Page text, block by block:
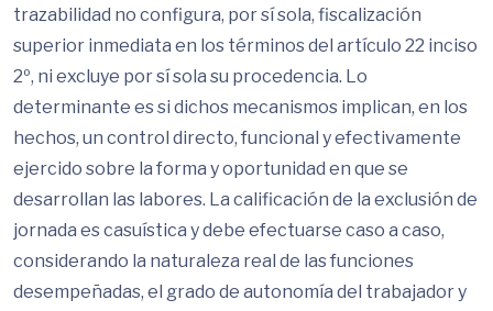
trazabilidad no configura, por sí sola, fiscalización
superior inmediata en los términos del artículo 22 inciso
2º, ni excluye por sí sola su procedencia. Lo
determinante es si dichos mecanismos implican, en los
hechos, un control directo, funcional y efectivamente
ejercido sobre la forma y oportunidad en que se
desarrollan las labores. La calificación de la exclusión de
jornada es casuística y debe efectuarse caso a caso,
considerando la naturaleza real de las funciones
desempeñadas, el grado de autonomía del trabajador y